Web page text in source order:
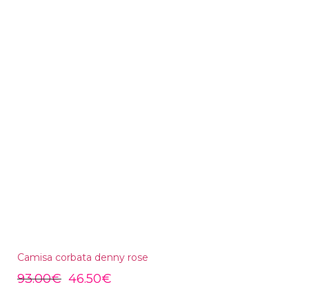
Camisa corbata denny rose
93.00€ 46.50€